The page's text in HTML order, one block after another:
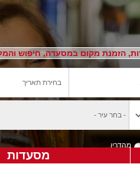
הזמנת מקום במסעדה, חיפוש
מהדרין
מסעדות